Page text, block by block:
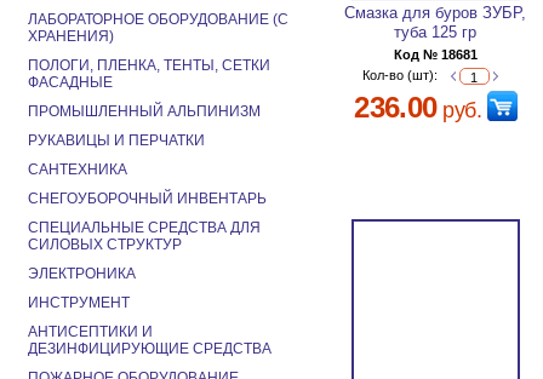
Смазка для буров ЗУБР,
туба 125 гр
Код № 18681
Кол-во (шт):
236.00руб.
ЛАБОРАТОРНОЕ ОБОРУДОВАНИЕ (С
ХРАНЕНИЯ)
ПОЛОГИ, ПЛЕНКА, ТЕНТЫ, СЕТКИ
ФАСАДНЫЕ
ПРОМЫШЛЕННЫЙ АЛЬПИНИЗМ
РУКАВИЦЫ И ПЕРЧАТКИ
САНТЕХНИКА
СНЕГОУБОРОЧНЫЙ ИНВЕНТАРЬ
СПЕЦИАЛЬНЫЕ СРЕДСТВА ДЛЯ
СИЛОВЫХ СТРУКТУР
ЭЛЕКТРОНИКА
ИНСТРУМЕНТ
АНТИСЕПТИКИ И
ДЕЗИНФИЦИРУЮЩИЕ СРЕДСТВА